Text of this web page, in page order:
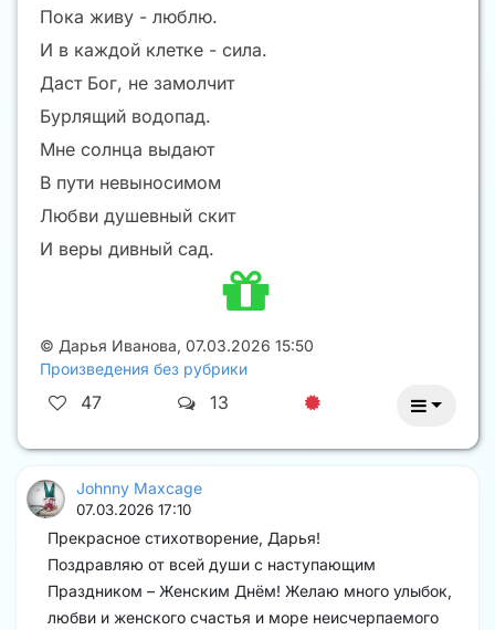
Пока живу - люблю.
И в каждой клетке - сила.
Даст Бог, не замолчит
Бурлящий водопад.
Мне солнца выдают
В пути невыносимом
Любви душевный скит
И веры дивный сад.
© Дарья Иванова, 07.03.2026 15:50
Произведения без рубрики
47 13
Johnny Maxcage
07.03.2026 17:10
Прекрасное стихотворение, Дарья!
Поздравляю от всей души с наступающим
Праздником – Женским Днём! Желаю много улыбок,
любви и женского счастья и море неисчерпаемого